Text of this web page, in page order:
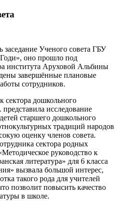
заседание Ученого совета ГБУ
оно прошло под
института Аруховой Альбины
завершённые плановые
сотрудников.
сектора дошкольного
исследование
старшего дошкольного
традиций народов
оценку членов совета.
сектора родных
руководство к
литература» для 6 класса
вызвала большой интерес,
такого рода для учителей
позволит повысить качество
в школе.